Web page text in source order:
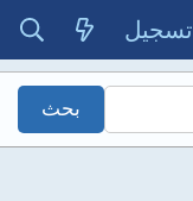
تسجيل